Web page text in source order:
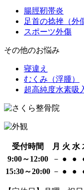
腸脛靭帯炎
足首の捻挫（外
スポーツ外傷
その他のお悩み
寝違え
むくみ（浮腫）
超高純度水素吸
受付時間 月 火 水
9:00～12:00
－ ● ●
15:30～20:00 － ● ●